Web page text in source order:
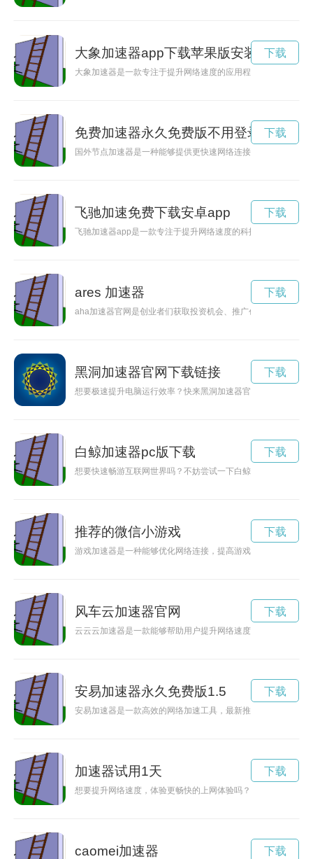
大象加速器app下载苹果版安装
大象加速器是一款专注于提升网络速度的应用程序，通过优化
下载
免费加速器永久免费版不用登录
国外节点加速器是一种能够提供更快速网络连接和更稳定网络
下载
飞驰加速免费下载安卓app
飞驰加速器app是一款专注于提升网络速度的科技应用软件，
下载
ares 加速器
aha加速器官网是创业者们获取投资机会、推广创新项目的重
下载
黑洞加速器官网下载链接
想要极速提升电脑运行效率？快来黑洞加速器官网下载吧！这
下载
白鲸加速器pc版下载
想要快速畅游互联网世界吗？不妨尝试一下白鲸加速器App，
下载
推荐的微信小游戏
游戏加速器是一种能够优化网络连接，提高游戏速度和稳定性
下载
风车云加速器官网
云云云加速器是一款能够帮助用户提升网络速度的工具，让用
下载
安易加速器永久免费版1.5
安易加速器是一款高效的网络加速工具，最新推出永久免费版
下载
加速器试用1天
想要提升网络速度，体验更畅快的上网体验吗？现在就来免费
下载
caomei加速器 下载